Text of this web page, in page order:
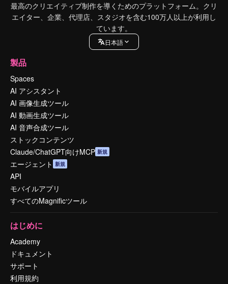
最高のクリエイティブ制作を導くためのプラットフォーム。クリ
エイター、企業、代理店、スタジオを含む100万人以上が利用し
ています。
日本語
製品
Spaces
AI アシスタント
AI 画像生成ツール
AI 動画生成ツール
AI 音声合成ツール
ストックコンテンツ
Claude/ChatGPT向けMCP 新規
エージェント 新規
API
モバイルアプリ
すべてのMagnificツール
はじめに
Academy
ドキュメント
サポート
利用規約